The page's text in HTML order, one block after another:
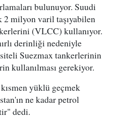
bulunuyor. Suudi
2 milyon varil taşıyabilen
(VLCC) kullanıyor.
derinliği nedeniyle
Suezmax tankerlerinin
kullanılması gerekiyor.
yüklü geçmek
ne kadar petrol
dedi.